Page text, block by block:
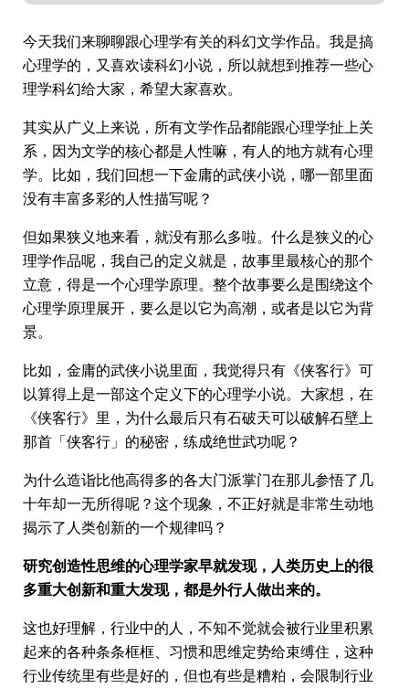
今天我们来聊聊跟心理学有关的科幻文学作品。我是搞
心理学的，又喜欢读科幻小说，所以就想到推荐一些心
理学科幻给大家，希望大家喜欢。
其实从广义上来说，所有文学作品都能跟心理学扯上关
系，因为文学的核心都是人性嘛，有人的地方就有心理
学。比如，我们回想一下金庸的武侠小说，哪一部里面
没有丰富多彩的人性描写呢？
但如果狭义地来看，就没有那么多啦。什么是狭义的心
理学作品呢，我自己的定义就是，故事里最核心的那个
立意，得是一个心理学原理。整个故事要么是围绕这个
心理学原理展开，要么是以它为高潮，或者是以它为背
景。
比如，金庸的武侠小说里面，我觉得只有《侠客行》可
以算得上是一部这个定义下的心理学小说。大家想，在
《侠客行》里，为什么最后只有石破天可以破解石壁上
那首「侠客行」的秘密，练成绝世武功呢？
为什么造诣比他高得多的各大门派掌门在那儿参悟了几
十年却一无所得呢？这个现象，不正好就是非常生动地
揭示了人类创新的一个规律吗？
研究创造性思维的心理学家早就发现，人类历史上的很
多重大创新和重大发现，都是外行人做出来的。
这也好理解，行业中的人，不知不觉就会被行业里积累
起来的各种条条框框、习惯和思维定势给束缚住，这种
行业传统里有些是好的，但也有些是糟粕，会限制行业